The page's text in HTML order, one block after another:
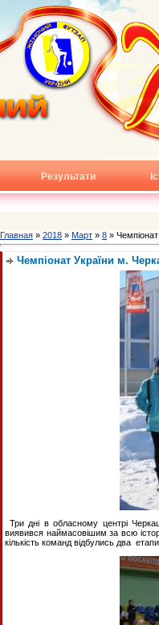
Результати
Главная » 2018 » Март » 8 »
Чемпіонат України м.
Три дні в обласному центрі
виявився наймасовішим за всю
кількість команд відбулись два